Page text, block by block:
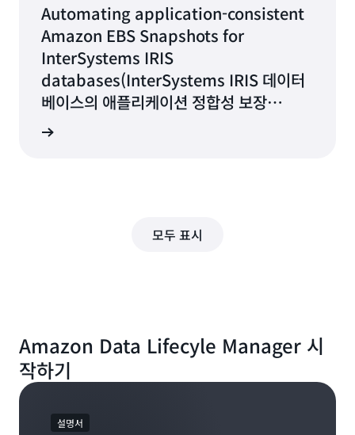
Automating application-consistent
Amazon EBS Snapshots for
InterSystems IRIS
databases(InterSystems IRIS 데이터
베이스의 애플리케이션 정합성 보장
Amazon EBS 스냅샷 자동화)
모두 표시
Amazon Data Lifecyle Manager 시
작하기
설명서